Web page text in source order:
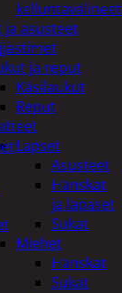
kelluntavälineet
ja asusteet
ja reput
Käsilaukut
Reput
Lapset
Asusteet
Hanskat
ja lapaset
Sukat
Miehet
Hanskat
Sukat